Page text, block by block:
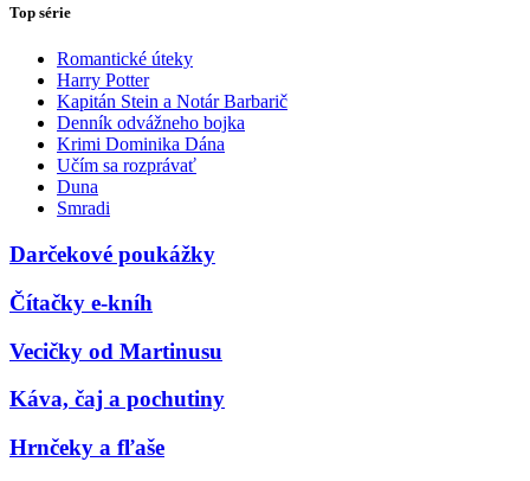
Top série
Romantické úteky
Harry Potter
Kapitán Stein a Notár Barbarič
Denník odvážneho bojka
Krimi Dominika Dána
Učím sa rozprávať
Duna
Smradi
Darčekové poukážky
Čítačky e-kníh
Vecičky od Martinusu
Káva, čaj a pochutiny
Hrnčeky a fľaše